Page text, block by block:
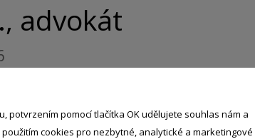
potvrzením pomocí tlačítka OK udělujete souhlas nám a
cookies pro nezbytné, analytické a marketingové
advokát